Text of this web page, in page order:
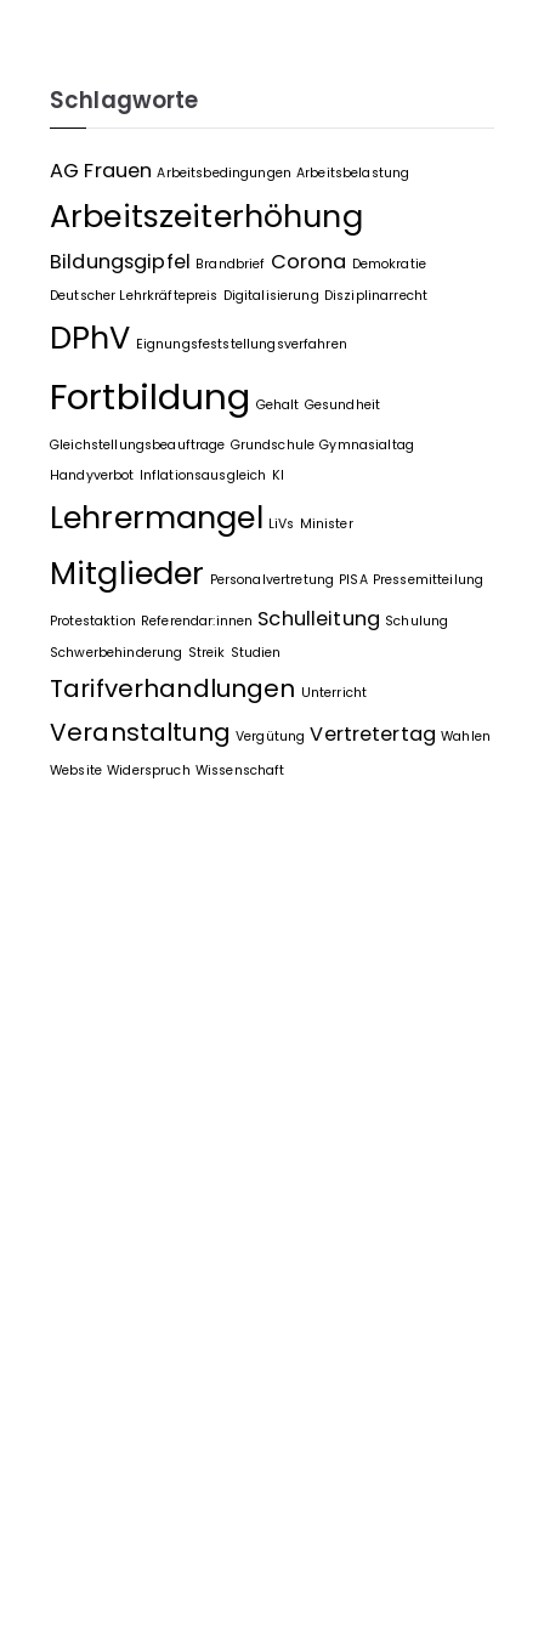
Schlagworte
AG Frauen Arbeitsbedingungen Arbeitsbelastung
Arbeitszeiterhöhung
Bildungsgipfel Brandbrief Corona Demokratie
Deutscher Lehrkräftepreis Digitalisierung Disziplinarrecht
DPhV Eignungsfeststellungsverfahren
Fortbildung Gehalt Gesundheit
Gleichstellungsbeauftrage Grundschule Gymnasialtag
Handyverbot Inflationsausgleich KI
Lehrermangel LiVs Minister
Mitglieder Personalvertretung PISA Pressemitteilung
Protestaktion Referendar:innen Schulleitung Schulung
Schwerbehinderung Streik Studien
Tarifverhandlungen Unterricht
Veranstaltung Vergütung Vertretertag Wahlen
Website Widerspruch Wissenschaft